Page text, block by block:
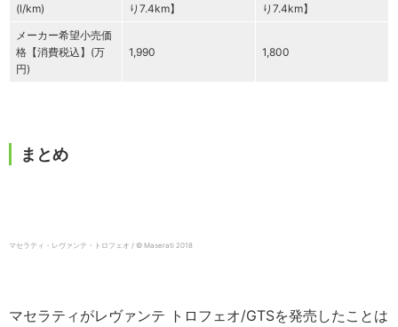
(l/km)
り7.4km】
り7.4km】
メーカー希望小売価
格【消費税込】(万
円)
1,990 1,800
まとめ
マセラティ・レヴァンテ・トロフェオ / © Maserati 2018
マセラティがレヴァンテ トロフェオ/GTSを発売したことは